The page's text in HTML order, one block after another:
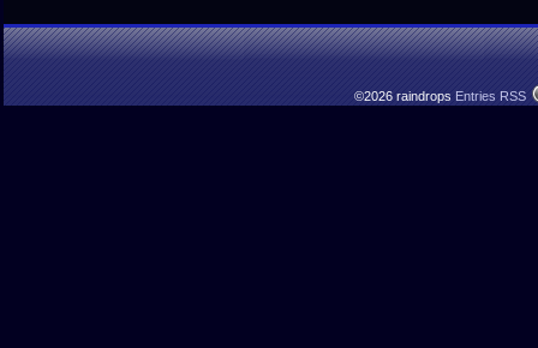
©2026 raindrops Entries RSS